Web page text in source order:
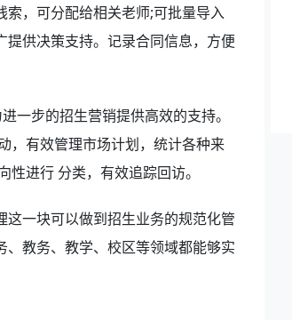
，可分配给相关老师;可批量导入
供决策支持。记录合同信息，方便
步的招生营销提供高效的支持。
，有效管理市场计划，统计各种来
进行 分类，有效追踪回访。
这一块可以做到招生业务的规范化管
教务、教学、校区等领域都能够实